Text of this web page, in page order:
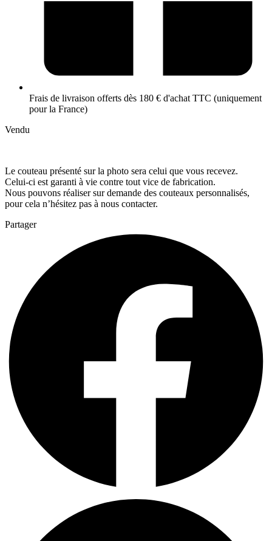
Frais de livraison offerts dès 180 € d'achat TTC (uniquement
pour la France)
Vendu
Le couteau présenté sur la photo sera celui que vous recevez.
Celui-ci est garanti à vie contre tout vice de fabrication.
Nous pouvons réaliser sur demande des couteaux personnalisés,
pour cela n’hésitez pas à nous contacter.
Partager